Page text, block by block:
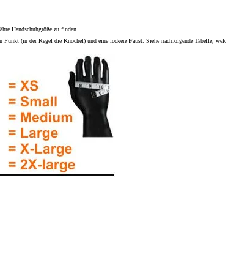
Handschuhgröße zu finden.
(in der Regel die Knöchel) und eine lockere Faust. Siehe nachfolgende Tabelle,